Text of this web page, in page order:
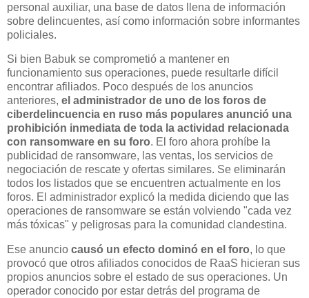
personal auxiliar, una base de datos llena de información
sobre delincuentes, así como información sobre informantes
policiales.
Si bien Babuk se comprometió a mantener en
funcionamiento sus operaciones, puede resultarle difícil
encontrar afiliados. Poco después de los anuncios
anteriores, el administrador de uno de los foros de
ciberdelincuencia en ruso más populares anunció una
prohibición inmediata de toda la actividad relacionada
con ransomware en su foro. El foro ahora prohíbe la
publicidad de ransomware, las ventas, los servicios de
negociación de rescate y ofertas similares. Se eliminarán
todos los listados que se encuentren actualmente en los
foros. El administrador explicó la medida diciendo que las
operaciones de ransomware se están volviendo "cada vez
más tóxicas" y peligrosas para la comunidad clandestina.
Ese anuncio causó un efecto dominó en el foro, lo que
provocó que otros afiliados conocidos de RaaS hicieran sus
propios anuncios sobre el estado de sus operaciones. Un
operador conocido por estar detrás del programa de